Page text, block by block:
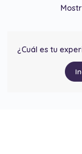
¿Cuál es tu